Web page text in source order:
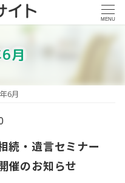
MENU
月
6月
続・遺言セミナー
催のお知らせ